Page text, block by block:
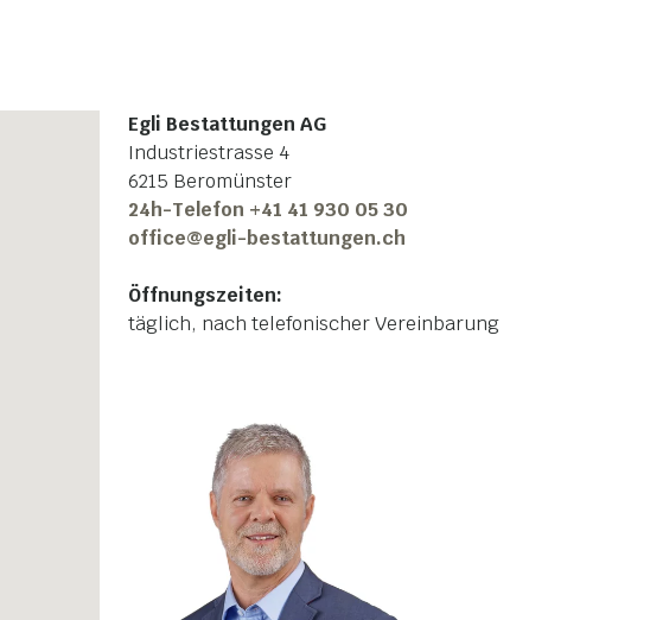
Egli Bestattungen AG
Industriestrasse 4
6215 Beromünster
24h-Telefon +41 41 930 05 30
office@egli-bestattungen.ch
Öffnungszeiten:
täglich, nach telefonischer Vereinbarung